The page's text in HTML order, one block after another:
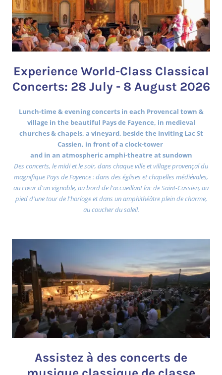
Experience World-Class Classical
Concerts: 28 July - 8 August 2026
Lunch-time & evening concerts in each Provencal town &
village in the beautiful Pays de Fayence, in medieval
churches & chapels, a vineyard, beside the inviting Lac St
Cassien, in front of a clock-tower
and in an atmospheric amphi-theatre at sundown
Des concerts, le midi et le soir, dans chaque ville et village provençal du
magnifique Pays de Fayence : dans des églises et chapelles médiévales,
au cœur d'un vignoble, au bord de l'accueillant lac de Saint-Cassien, au
pied d'une tour de l'horloge et dans un amphithéâtre plein de charme,
au coucher du soleil.
Assistez à des concerts de